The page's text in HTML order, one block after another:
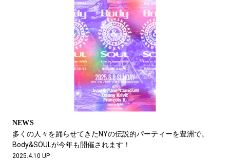
#SHOPPING ADDICT #憧れの逸品
#MONTHLY JOURNAL #ESSENTIAL DESIGNS
#NEW VINTAGE #古着サミット
#マイナーグッド図鑑 #フイナムのYouTube
#FOCUS IT #AH.H
#FASHION #MUSIC
#SNEAKER #OUTDOOR
#SPORTS
NEWS
多くの人々を踊らせてきたNYの伝説的パーティーを豊洲で。
Body&SOULが今年も開催されます！
2025.4.10 UP